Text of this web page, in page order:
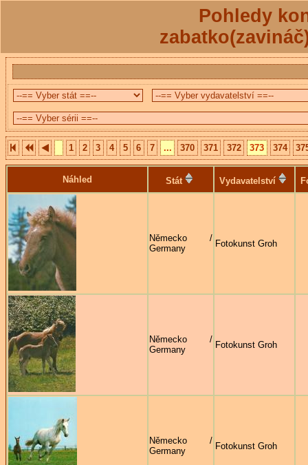
Pohledy
1 2 3 4 5 6 7 ... 370 371 372 373 374
Náhled Stát Vydavatelství
Německo /
Germany
Fotokunst Groh
Německo /
Germany
Fotokunst Groh
Německo /
Germany
Fotokunst Groh